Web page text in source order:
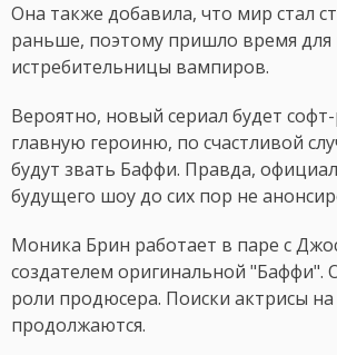
Она также добавила, что мир стал
раньше, поэтому пришло время для
истребительницы вампиров.
Вероятно, новый сериал будет
главную героиню, по счастливой
будут звать Баффи. Правда,
будущего шоу до сих пор не
Моника Брин работает в паре с
создателем оригинальной "Баффи".
роли продюсера. Поиски актрисы
продолжаются.